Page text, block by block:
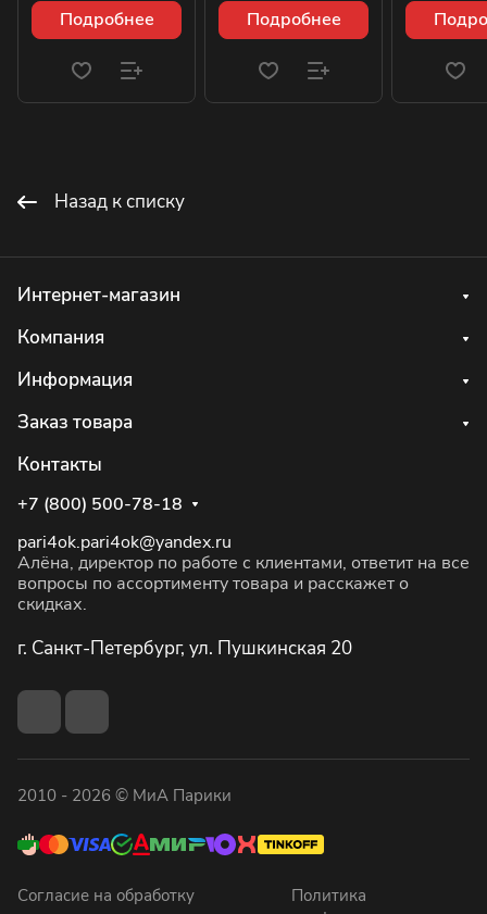
Подробнее Подробнее
Назад к списку
Интернет-магазин
Компания
Информация
Заказ товара
Контакты
+7 (800) 500-78-18
pari4ok.pari4ok@yandex.ru
Алёна, директор по работе с клиентами, ответит на все
вопросы по ассортименту товара и расскажет о
скидках.
г. Санкт-Петербург, ул. Пушкинская 20
2010 - 2026 © МиА Парики
Согласие на обработку
Политика